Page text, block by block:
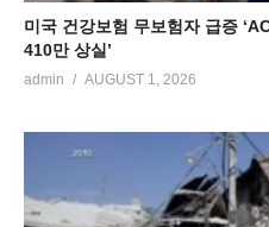
미국 건강보험 무보험자 급증
410만 상실’
admin AUGUST 1, 2026